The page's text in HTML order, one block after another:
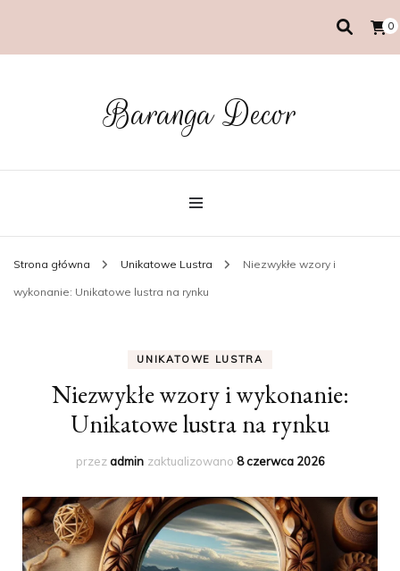
0
Baranga Decor
Strona główna Unikatowe Lustra Niezwykłe wzory i
wykonanie: Unikatowe lustra na rynku
UNIKATOWE LUSTRA
Niezwykłe wzory i wykonanie:
Unikatowe lustra na rynku
przezadmin zaktualizowano 8 czerwca 2026